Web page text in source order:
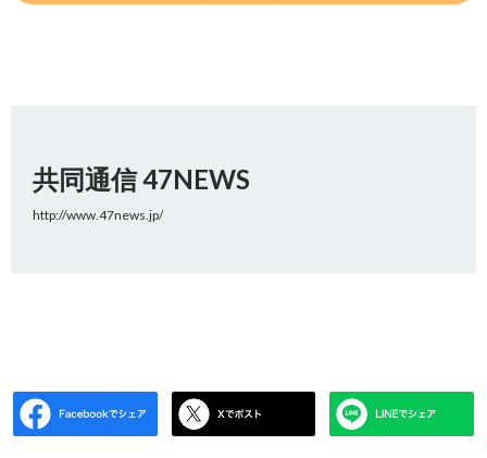
共同通信 47NEWS
http://www.47news.jp/